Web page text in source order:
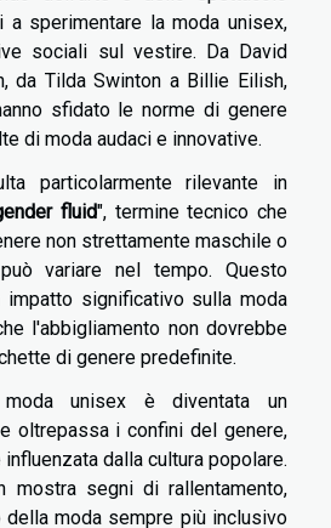
sperimentare la moda unisex,
sociali sul vestire. Da David
da Tilda Swinton a Billie Eilish,
sfidato le norme di genere
di moda audaci e innovative.
particolarmente rilevante in
fluid", termine tecnico che
non strettamente maschile o
variare nel tempo. Questo
impatto significativo sulla moda
l'abbigliamento non dovrebbe
di genere predefinite.
unisex è diventata un
oltrepassa i confini del genere,
dalla cultura popolare.
mostra segni di rallentamento,
della moda sempre più inclusivo